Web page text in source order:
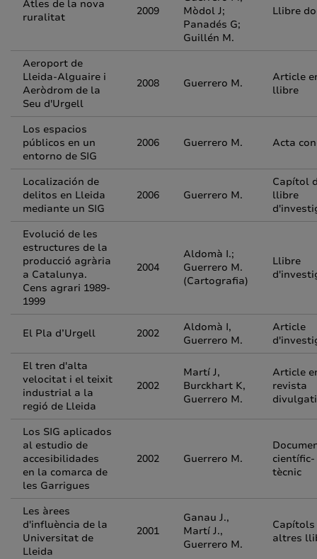
Atles de la nova
ruralitat
2009
Mòdol J;
Panadés G;
Guillén M.
Llibre
Aeroport de
Lleida-Alguaire i
Aeròdrom de la
Seu d'Urgell
2008 Guerrero M.
Article
llibre
Los espacios
públicos en un
entorno de SIG
2006 Guerrero M. Acta
Localización de
delitos en Lleida
mediante un SIG
2006 Guerrero M.
Capítol
llibre
Evolució de les
estructures de la
producció agrària
a Catalunya.
Cens agrari 1989-
1999
2004
Aldomà I.;
Guerrero M.
(Cartografia)
Llibre
El Pla d’Urgell 2002
Aldomà I,
Guerrero M.
Article
El tren d'alta
velocitat i el teixit
industrial a la
regió de Lleida
2002
Martí J,
Burckhart K,
Guerrero M.
Article
revista
Los SIG aplicados
al estudio de
accesibilidades
en la comarca de
les Garrigues
2002 Guerrero M.
científic-
tècnic
Les àrees
d'influència de la
Universitat de
Lleida
2001
Ganau J.,
Martí J.,
Guerrero M.
Capítols
altres